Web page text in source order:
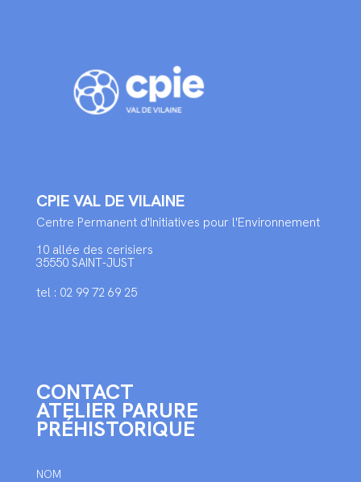
CPIE VAL DE VILAINE
Centre Permanent d'Initiatives pour l'Environnement
10 allée des cerisiers
35550 SAINT-JUST
tel : 02 99 72 69 25
CONTACT
ATELIER PARURE
PRÉHISTORIQUE
NOM